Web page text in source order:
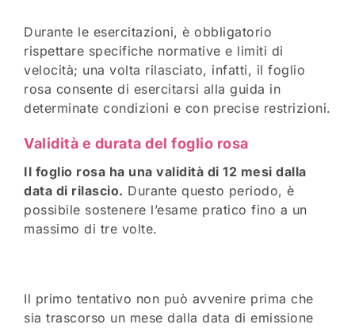
Durante le esercitazioni, è obbligatorio
rispettare specifiche normative e limiti di
velocità; una volta rilasciato, infatti, il foglio
rosa consente di esercitarsi alla guida in
determinate condizioni e con precise restrizioni.
Validità e durata del foglio rosa
Il foglio rosa ha una validità di 12 mesi dalla
data di rilascio. Durante questo periodo, è
possibile sostenere l’esame pratico fino a un
massimo di tre volte.
Il primo tentativo non può avvenire prima che
sia trascorso un mese dalla data di emissione